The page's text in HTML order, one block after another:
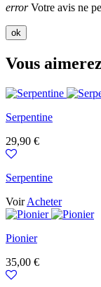
errorVotre avis ne
ok
Vous
Serpentine
Prix
29,90 €
Serpentine
VoirAcheter
Pionier
Prix
35,00 €